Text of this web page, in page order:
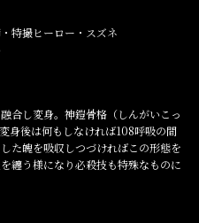
特撮ヒーロー・スズネ
合し変身。神鎧骨格（しんがいこっ
身後は何もしなければ108呼吸の間
た魄を吸収しつづければこの形態を
纏う様になり必殺技も特殊なものに